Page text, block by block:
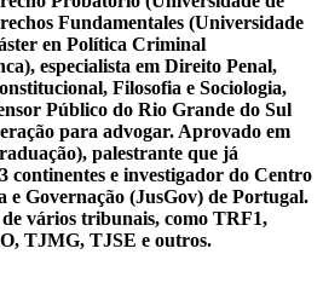
Fundamentales (Universidade
en Política Criminal
especialista em Direito Penal,
Filosofia e Sociologia,
Público do Rio Grande do Sul
para advogar. Aprovado em
palestrante que já
continentes e investigador do Centro
e Governação (JusGov) de Portugal.
vários tribunais, como TRF1,
TJMG, TJSE e outros.